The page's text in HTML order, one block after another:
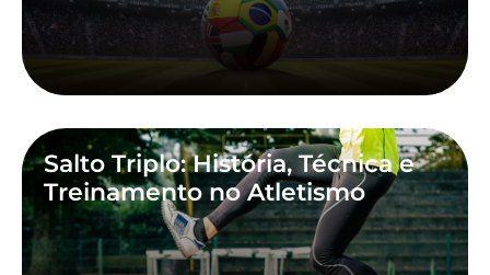
Salto Triplo: História, Técnica e
Treinamento no Atletismo